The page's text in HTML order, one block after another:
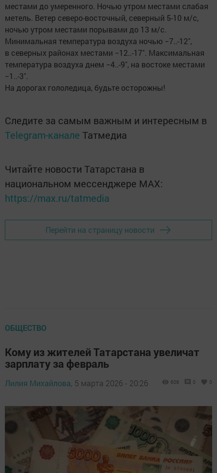
местами до умеренного. Ночью утром местами слабая
метель. Ветер северо-восточный, северный 5-10 м/с,
ночью утром местами порывами до 13 м/с.
Минимальная температура воздуха ночью −7..-12˚,
в северных районах местами −12..-17˚. Максимальная
температура воздуха днем −4..-9˚, на востоке местами
−1..-3˚.
На дорогах гололедица, будьте осторожны!
Следите за самым важным и интересным в
Telegram-канале Татмедиа
Читайте новости Татарстана в
национальном мессенджере MАХ:
https://max.ru/tatmedia
Перейти на страницу новости
ОБЩЕСТВО
Кому из жителей Татарстана увеличат
зарплату за февраль
Лилия Михайлова, 5 марта 2026 - 20:26 608 0 0